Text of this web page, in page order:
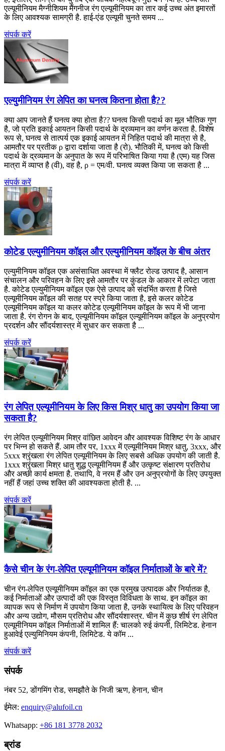
एल्यूमीनियम मैग्नीशियम मैंगनीज रंग एल्यूमीनियम का तार कई उच्च अंत इमारतों
के लिए आवश्यक सामग्री है. हाई-एंड एल्यूमी चुनते समय ...
संपर्क करें
एल्युमीनियम रंग लेपित का घनत्व कितना होता है??
क्या आप जानते हैं घनत्व क्या होता है?? घनत्व किसी पदार्थ का मूल भौतिक गुण
है, जो प्रति इकाई आयतन किसी पदार्थ के द्रव्यमान का वर्णन करता है. विशेष
रूप से, घनत्व से तात्पर्य एक इकाई आयतन में निहित पदार्थ की मात्रा से है,
आमतौर पर प्रतीक ρ द्वारा दर्शाया जाता है (रो). भौतिकी में, घनत्व को किसी
पदार्थ के द्रव्यमान के अनुपात के रूप में परिभाषित किया गया है (एम) यह जिस
मात्रा में व्याप्त है (वी), वह है, ρ = एम/वी. घनत्व व्यक्त किया जा सकता है ...
संपर्क करें
कोटेड एल्युमीनियम कॉइल और एल्युमीनियम कॉइल के बीच अंतर
एल्युमीनियम कॉइल एक असंसाधित अवस्था में फ्लैट रोल्ड उत्पाद है, आसान
संचालन और परिवहन के लिए इसे आमतौर पर कुंडल के आकार में लपेटा जाता
है. कोटेड एल्युमीनियम कॉइल एक ऐसे उत्पाद को संदर्भित करता है जिसे
एल्यूमीनियम कॉइल की सतह पर स्प्रे किया जाता है, इसे कलर कोटेड
एल्यूमीनियम कॉइल या कलर कोटेड एल्यूमीनियम कॉइल के रूप में भी जाना
जाता है. रंग रोगन के बाद, एल्यूमीनियम कॉइल एल्यूमीनियम कॉइल के अनुप्रयोग
प्रदर्शन और सौंदर्यशास्त्र में सुधार कर सकता है ...
संपर्क करें
रंग लेपित एल्यूमीनियम के लिए किस मिश्र धातु का उपयोग किया जा
सकता है?
रंग लेपित एल्यूमीनियम मिश्र वांछित आवेदन और आवश्यक विशिष्ट रंग के आधार
पर भिन्न हो सकते हैं. आम तौर पर, 1xxx में एल्यूमीनियम मिश्र धातु, 3xxx, और
5xxx श्रृंखला रंग लेपित एल्यूमीनियम के लिए सबसे अधिक उपयोग की जाती है.
1xxx श्रृंखला मिश्र धातु शुद्ध एल्यूमीनियम हैं और उत्कृष्ट संक्षारण प्रतिरोध
और अच्छी कार्य क्षमता है. तथापि, वे नरम हैं और उन अनुप्रयोगों के लिए उपयुक्त
नहीं हैं जहां उच्च शक्ति की आवश्यकता होती है. ...
संपर्क करें
कैसे चीन के रंग-लेपित एल्यूमीनियम कॉइल निर्माताओं के बारे में?
चीन रंग-लेपित एल्यूमीनियम कॉइल का एक प्रमुख उत्पादक और निर्यातक है,
कई निर्माताओं और उत्पादों की एक विस्तृत विविधता के साथ. इन कॉइल का
व्यापक रूप से निर्माण में उपयोग किया जाता है, उनके स्थायित्व के लिए परिवहन
और अन्य उद्योग, मौसम प्रतिरोध और सौंदर्यशास्त्र. चीन में कुछ शीर्ष रंग लेपित
एल्यूमीनियम कॉइल निर्माताओं में शामिल हैं: चालको रुई कंपनी, लिमिटेड. हेनान
हुआवेई एल्युमिनियम कंपनी, लिमिटेड. ये कॉम ...
संपर्क करें
संपर्क
नंबर 52, डोंगमिंग रोड, समझौते के निजी ऋण, हेनान, चीन
ईमेल: enquiry@alufoil.cn
Whatsapp: +86 181 3778 2032
ब्रांड